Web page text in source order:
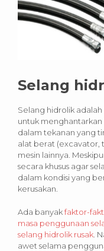
Selang
Selang hidrolik
untuk
dalam tekanan yang
alat berat (excavator,
mesin lainnya.
secara khusus agar
dalam kondisi yang
kerusakan.
Ada banyakfaktor-
masa penggunaan
selang hidrolik rusak .
awet selama